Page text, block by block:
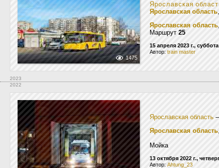
1475
Ярославская
Ярославская область
Ярославская область
Маршрут 25
15 апреля 2023 г., суббота
Автор: train master
2023
2022
Ярославская область
Ярославская область
Мойка
13 октября 2022 г.,
Автор: Ahtung_23